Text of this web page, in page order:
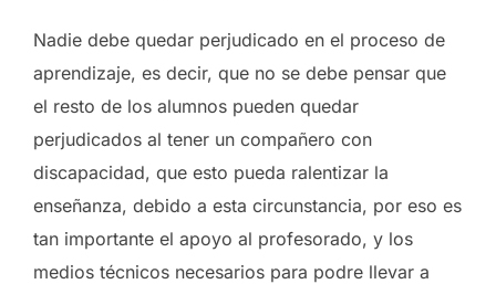
Nadie debe quedar perjudicado en el proceso de
aprendizaje, es decir, que no se debe pensar que
el resto de los alumnos pueden quedar
perjudicados al tener un compañero con
discapacidad, que esto pueda ralentizar la
enseñanza, debido a esta circunstancia, por eso es
tan importante el apoyo al profesorado, y los
medios técnicos necesarios para podre llevar a